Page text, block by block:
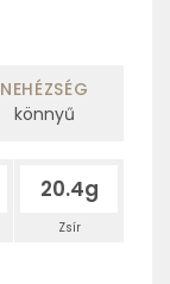
NEHÉZSÉG
könnyű
20.4g
Zsír